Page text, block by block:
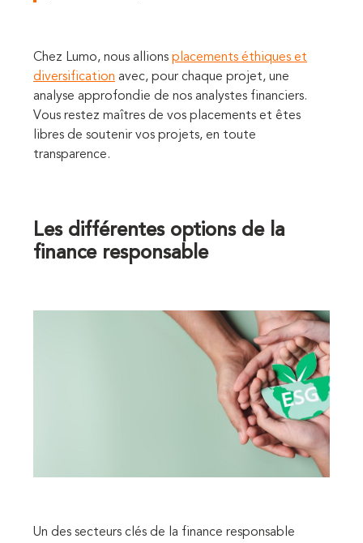
Chez Lumo, nous allions placements éthiques et
diversification avec, pour chaque projet, une
analyse approfondie de nos analystes financiers.
Vous restez maîtres de vos placements et êtes
libres de soutenir vos projets, en toute
transparence.
Les différentes options de la
finance responsable
Un des secteurs clés de la finance responsable